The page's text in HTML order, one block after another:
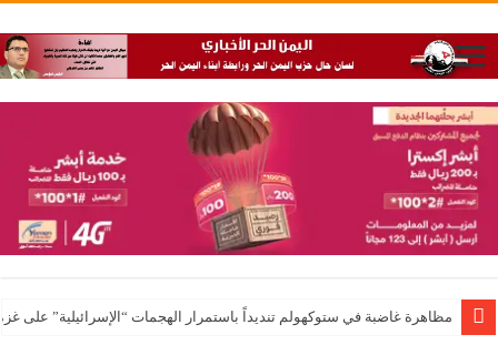
مظاهرة غاضبة في ستوكهولم تنديداً باستمرار الهجمات “الإسرائيلية” على